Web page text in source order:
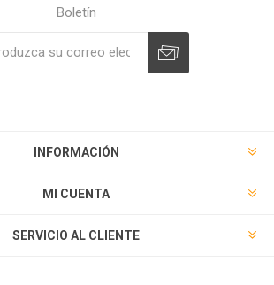
Boletín
INFORMACIÓN
MI CUENTA
SERVICIO AL CLIENTE